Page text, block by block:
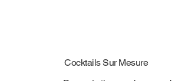
Cocktails Sur Mesure